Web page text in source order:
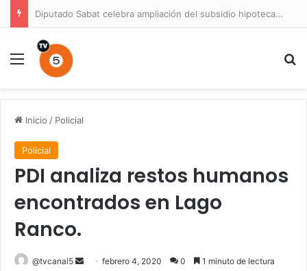
Diputado Sabat celebra ampliación del subsidio hipotecario con viviendas de hasta 6.000 UF
Menú
Inicio / Policial
Policial
PDI analiza restos humanos
encontrados en Lago
Ranco.
@tvcanal5
Sendfebrero 4, 2020 0 1 minuto de lectura